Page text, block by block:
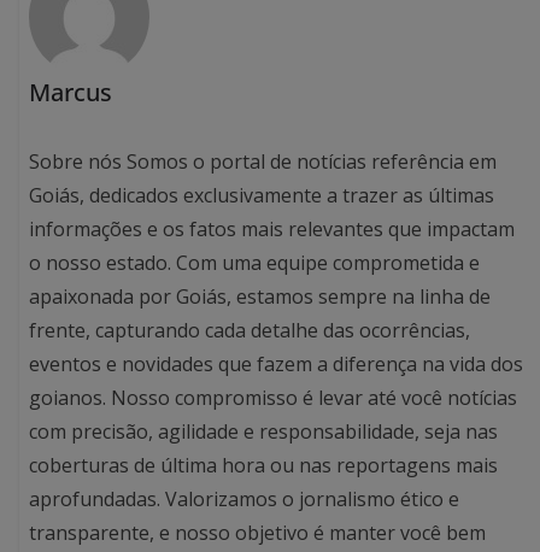
Marcus
Sobre nós Somos o portal de notícias referência em
Goiás, dedicados exclusivamente a trazer as últimas
informações e os fatos mais relevantes que impactam
o nosso estado. Com uma equipe comprometida e
apaixonada por Goiás, estamos sempre na linha de
frente, capturando cada detalhe das ocorrências,
eventos e novidades que fazem a diferença na vida dos
goianos. Nosso compromisso é levar até você notícias
com precisão, agilidade e responsabilidade, seja nas
coberturas de última hora ou nas reportagens mais
aprofundadas. Valorizamos o jornalismo ético e
transparente, e nosso objetivo é manter você bem